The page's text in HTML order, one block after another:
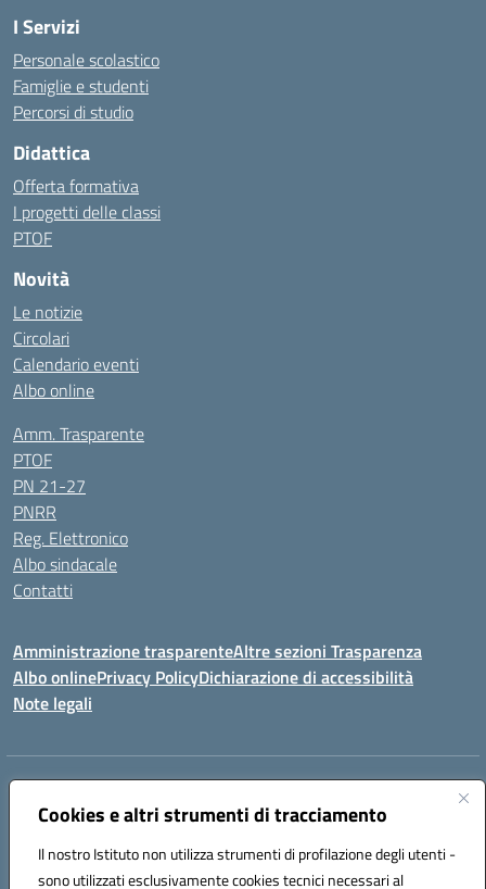
Cookies e altri strumenti di tracciamento
Il nostro Istituto non utilizza strumenti di profilazione degli utenti -
sono utilizzati esclusivamente cookies tecnici necessari al
I Servizi
Personale scolastico
Famiglie e studenti
Percorsi di studio
Didattica
Offerta formativa
I progetti delle classi
PTOF
Novità
Le notizie
Circolari
Calendario eventi
Albo online
Amm. Trasparente
PTOF
PN 21-27
PNRR
Reg. Elettronico
Albo sindacale
Contatti
Amministrazione trasparenteAltre sezioni Trasparenza
Albo onlinePrivacy PolicyDichiarazione di accessibilità
Note legali
Indirizzo:
Centralino:0923714186 Email:tpvc050004@istruzione.it
Codice fiscale: 91042910819